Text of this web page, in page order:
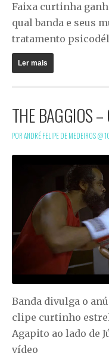
Faixa curtinha
qual banda e seus
tratamento
Ler mais
THE BAGGIOS –
POR ANDRÉ FELIPE DE MEDEIROS @
Banda divulga o
clipe curtinho
Agapito ao lado de
vídeo